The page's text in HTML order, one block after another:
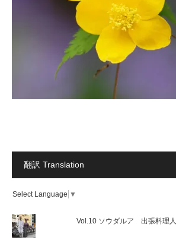
翻訳 Translation
Select Language ▼
Vol.10 ソウダルア 出張料理人